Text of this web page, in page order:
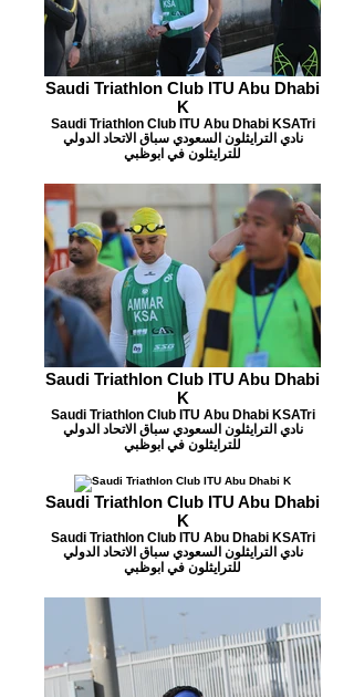
Saudi Triathlon Club ITU Abu Dhabi
K
Saudi Triathlon Club ITU Abu Dhabi KSATri
نادي الترايثلون السعودي سباق الاتحاد الدولي
للترايثلون في ابوظبي
Saudi Triathlon Club ITU Abu Dhabi
K
Saudi Triathlon Club ITU Abu Dhabi KSATri
نادي الترايثلون السعودي سباق الاتحاد الدولي
للترايثلون في ابوظبي
Saudi Triathlon Club ITU Abu Dhabi
K
Saudi Triathlon Club ITU Abu Dhabi KSATri
نادي الترايثلون السعودي سباق الاتحاد الدولي
للترايثلون في ابوظبي